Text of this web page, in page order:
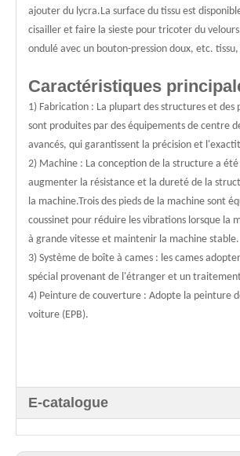
ajouter du lycra.La surface du tissu est
cisailler et faire la sieste pour tricoter du
ondulé avec un bouton-pression doux, etc.
Caractéristiques
1) Fabrication : La plupart des structures et des
sont produites par des équipements de centre
avancés, qui garantissent la précision et
2) Machine : La conception de la structure a
augmenter la résistance et la dureté de la
la machine.Trois des pieds de la machine sont
coussinet pour réduire les vibrations lorsque la
à grande vitesse et maintenir la machine stable.
3) Système de boîte à cames : les cames
spécial provenant de l'étranger et un
4) Peinture de couverture : Adopte la peinture
voiture (EPB).
E-catalogue